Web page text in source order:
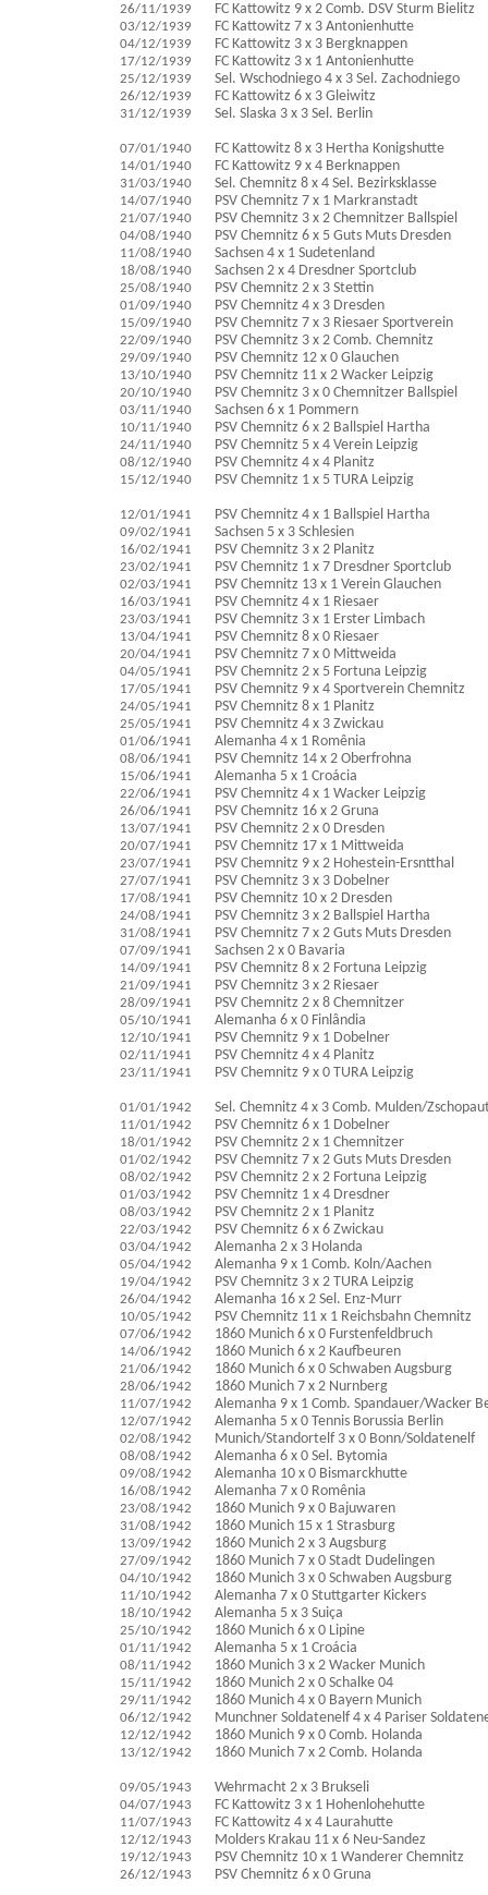
26/11/1939
03/12/1939
04/12/1939
17/12/1939
25/12/1939
26/12/1939
31/12/1939
07/01/1940
14/01/1940
31/03/1940
14/07/1940
21/07/1940
04/08/1940
11/08/1940
18/08/1940
25/08/1940
01/09/1940
15/09/1940
22/09/1940
29/09/1940
13/10/1940
20/10/1940
03/11/1940
10/11/1940
24/11/1940
08/12/1940
15/12/1940
12/01/1941
09/02/1941
16/02/1941
23/02/1941
02/03/1941
16/03/1941
23/03/1941
13/04/1941
20/04/1941
04/05/1941
17/05/1941
24/05/1941
25/05/1941
01/06/1941
08/06/1941
15/06/1941
22/06/1941
26/06/1941
13/07/1941
20/07/1941
23/07/1941
27/07/1941
17/08/1941
24/08/1941
31/08/1941
07/09/1941
14/09/1941
21/09/1941
28/09/1941
05/10/1941
12/10/1941
02/11/1941
23/11/1941
01/01/1942
11/01/1942
18/01/1942
01/02/1942
08/02/1942
01/03/1942
08/03/1942
22/03/1942
03/04/1942
05/04/1942
19/04/1942
26/04/1942
10/05/1942
07/06/1942
14/06/1942
21/06/1942
28/06/1942
11/07/1942
12/07/1942
02/08/1942
08/08/1942
09/08/1942
16/08/1942
23/08/1942
31/08/1942
13/09/1942
27/09/1942
04/10/1942
11/10/1942
18/10/1942
25/10/1942
01/11/1942
08/11/1942
15/11/1942
29/11/1942
06/12/1942
12/12/1942
13/12/1942
09/05/1943
04/07/1943
11/07/1943
12/12/1943
19/12/1943
26/12/1943
FC Kattowitz 9 x 2 Comb. DSV Sturm Bielitz
FC Kattowitz 7 x 3 Antonienhutte
FC Kattowitz 3 x 3 Bergknappen
FC Kattowitz 3 x 1 Antonienhutte
Sel. Wschodniego 4 x 3 Sel. Zachodniego
FC Kattowitz 6 x 3 Gleiwitz
Sel. Slaska 3 x 3 Sel. Berlin
FC Kattowitz 8 x 3 Hertha Konigshutte
FC Kattowitz 9 x 4 Berknappen
Sel. Chemnitz 8 x 4 Sel. Bezirksklasse
PSV Chemnitz 7 x 1 Markranstadt
PSV Chemnitz 3 x 2 Chemnitzer Ballspiel
PSV Chemnitz 6 x 5 Guts Muts Dresden
Sachsen 4 x 1 Sudetenland
Sachsen 2 x 4 Dresdner Sportclub
PSV Chemnitz 2 x 3 Stettin
PSV Chemnitz 4 x 3 Dresden
PSV Chemnitz 7 x 3 Riesaer Sportverein
PSV Chemnitz 3 x 2 Comb. Chemnitz
PSV Chemnitz 12 x 0 Glauchen
PSV Chemnitz 11 x 2 Wacker Leipzig
PSV Chemnitz 3 x 0 Chemnitzer Ballspiel
Sachsen 6 x 1 Pommern
PSV Chemnitz 6 x 2 Ballspiel Hartha
PSV Chemnitz 5 x 4 Verein Leipzig
PSV Chemnitz 4 x 4 Planitz
PSV Chemnitz 1 x 5 TURA Leipzig
PSV Chemnitz 4 x 1 Ballspiel Hartha
Sachsen 5 x 3 Schlesien
PSV Chemnitz 3 x 2 Planitz
PSV Chemnitz 1 x 7 Dresdner Sportclub
PSV Chemnitz 13 x 1 Verein Glauchen
PSV Chemnitz 4 x 1 Riesaer
PSV Chemnitz 3 x 1 Erster Limbach
PSV Chemnitz 8 x 0 Riesaer
PSV Chemnitz 7 x 0 Mittweida
PSV Chemnitz 2 x 5 Fortuna Leipzig
PSV Chemnitz 9 x 4 Sportverein Chemnitz
PSV Chemnitz 8 x 1 Planitz
PSV Chemnitz 4 x 3 Zwickau
Alemanha 4 x 1 Romênia
PSV Chemnitz 14 x 2 Oberfrohna
Alemanha 5 x 1 Croácia
PSV Chemnitz 4 x 1 Wacker Leipzig
PSV Chemnitz 16 x 2 Gruna
PSV Chemnitz 2 x 0 Dresden
PSV Chemnitz 17 x 1 Mittweida
PSV Chemnitz 9 x 2 Hohestein-Ersntthal
PSV Chemnitz 3 x 3 Dobelner
PSV Chemnitz 10 x 2 Dresden
PSV Chemnitz 3 x 2 Ballspiel Hartha
PSV Chemnitz 7 x 2 Guts Muts Dresden
Sachsen 2 x 0 Bavaria
PSV Chemnitz 8 x 2 Fortuna Leipzig
PSV Chemnitz 3 x 2 Riesaer
PSV Chemnitz 2 x 8 Chemnitzer
Alemanha 6 x 0 Finlândia
PSV Chemnitz 9 x 1 Dobelner
PSV Chemnitz 4 x 4 Planitz
PSV Chemnitz 9 x 0 TURA Leipzig
Sel. Chemnitz 4 x 3 Comb. Mulden/
PSV Chemnitz 6 x 1 Dobelner
PSV Chemnitz 2 x 1 Chemnitzer
PSV Chemnitz 7 x 2 Guts Muts Dresden
PSV Chemnitz 2 x 2 Fortuna Leipzig
PSV Chemnitz 1 x 4 Dresdner
PSV Chemnitz 2 x 1 Planitz
PSV Chemnitz 6 x 6 Zwickau
Alemanha 2 x 3 Holanda
Alemanha 9 x 1 Comb. Koln/Aachen
PSV Chemnitz 3 x 2 TURA Leipzig
Alemanha 16 x 2 Sel. Enz-Murr
PSV Chemnitz 11 x 1 Reichsbahn Chemnitz
1860 Munich 6 x 0 Furstenfeldbruch
1860 Munich 6 x 2 Kaufbeuren
1860 Munich 6 x 0 Schwaben Augsburg
1860 Munich 7 x 2 Nurnberg
Alemanha 9 x 1 Comb. Spandauer/Wacker
Alemanha 5 x 0 Tennis Borussia Berlin
Munich/Standortelf 3 x 0 Bonn/Soldatenelf
Alemanha 6 x 0 Sel. Bytomia
Alemanha 10 x 0 Bismarckhutte
Alemanha 7 x 0 Romênia
1860 Munich 9 x 0 Bajuwaren
1860 Munich 15 x 1 Strasburg
1860 Munich 2 x 3 Augsburg
1860 Munich 7 x 0 Stadt Dudelingen
1860 Munich 3 x 0 Schwaben Augsburg
Alemanha 7 x 0 Stuttgarter Kickers
Alemanha 5 x 3 Suiça
1860 Munich 6 x 0 Lipine
Alemanha 5 x 1 Croácia
1860 Munich 3 x 2 Wacker Munich
1860 Munich 2 x 0 Schalke 04
1860 Munich 4 x 0 Bayern Munich
Munchner Soldatenelf 4 x 4 Pariser
1860 Munich 9 x 0 Comb. Holanda
1860 Munich 7 x 2 Comb. Holanda
Wehrmacht 2 x 3 Brukseli
FC Kattowitz 3 x 1 Hohenlohehutte
FC Kattowitz 4 x 4 Laurahutte
Molders Krakau 11 x 6 Neu-Sandez
PSV Chemnitz 10 x 1 Wanderer Chemnitz
PSV Chemnitz 6 x 0 Gruna